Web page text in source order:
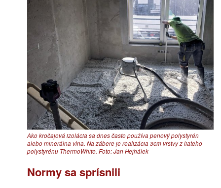
Ako kročajová izolácia sa dnes často používa penový polystyrén
alebo minerálna vlna. Na zábere je realizácia 3cm vrstvy z liateho
polystyrénu ThermoWhite. Foto: Jan Hejhálek
Normy sa sprísnili